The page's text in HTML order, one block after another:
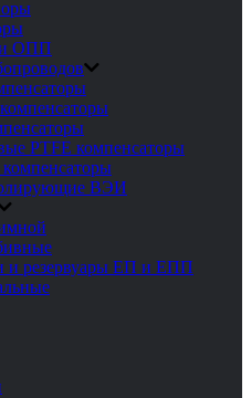
ОПП
PTFE компенсаторы
ВЭИ
и резервуары ЕП и ЕПП